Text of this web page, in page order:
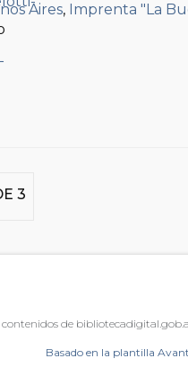
Aires, Imprenta "La
3
contenidos de
Basado en la plantilla